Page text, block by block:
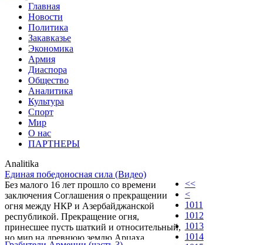
Главная
Новости
Политика
Закавказье
Экономика
Армия
Диаспора
Общество
Аналитика
Культура
Спорт
Мир
О нас
ПАРТНЕРЫ
Analitika
Единая победоносная сила (Видео)
Без малого 16 лет прошло со времени
заключения Соглашения о прекращении
огня между НКР и Азербайджанской
республикой. Прекращение огня,
принесшее пусть шаткий и относительный,
но мир на древнюю землю Арцаха.
<<
<
1011
1012
1013
1014